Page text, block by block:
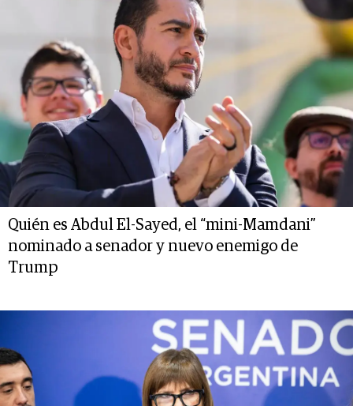
Quién es Abdul El-Sayed, el “mini-Mamdani”
nominado a senador y nuevo enemigo de
Trump